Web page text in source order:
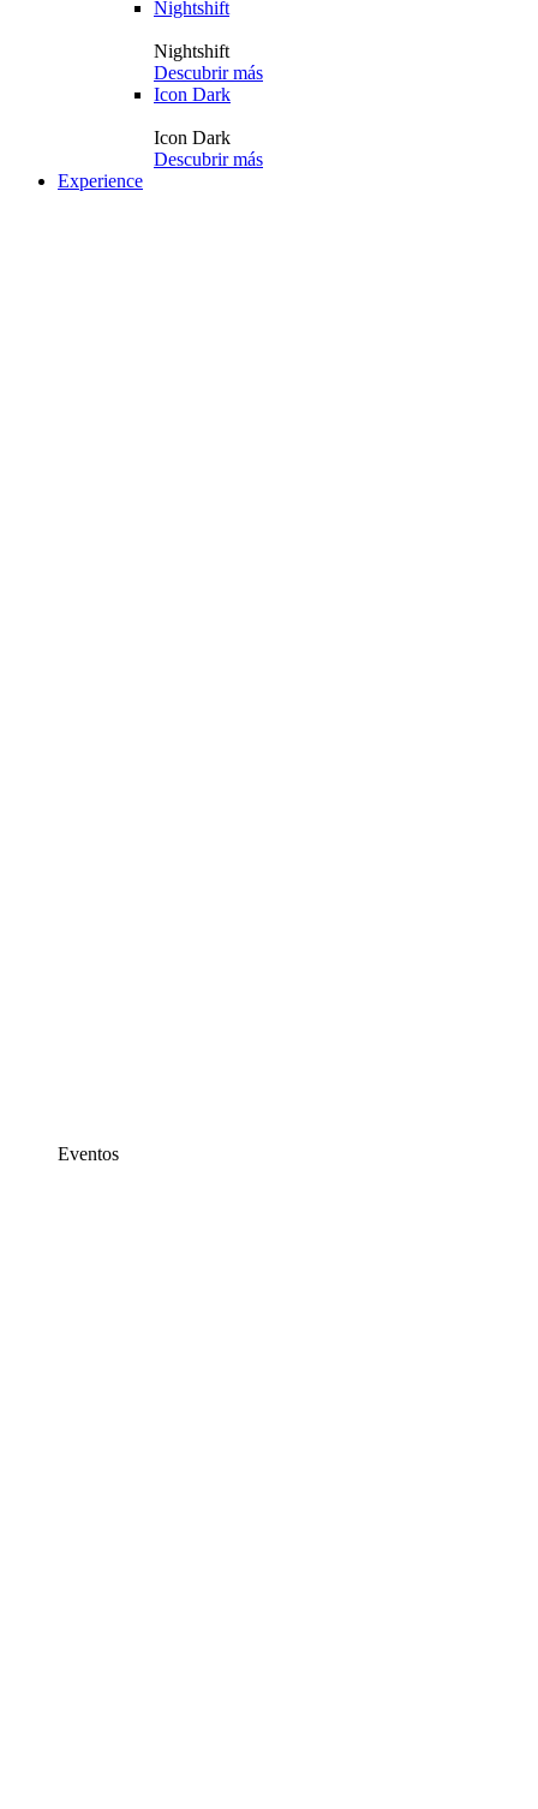
Nightshift
Nightshift
Descubrir más
Icon Dark
Icon Dark
Descubrir más
Experience
Eventos